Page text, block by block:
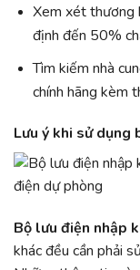
Xem xét thương
định đến 50%
Tìm kiếm nhà
chính hãng kèm
Lưu ý khi sử dụng
Bộ lưu điện nhập
khác đều cần phải